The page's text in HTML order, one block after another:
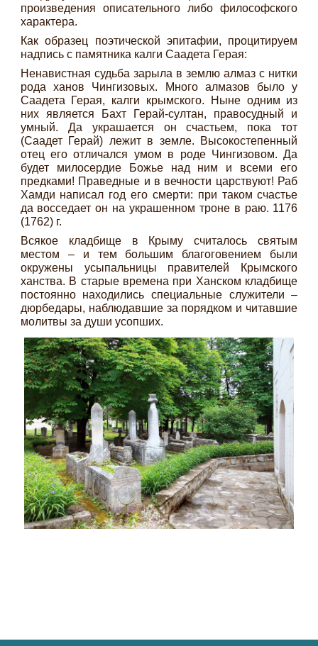
произведения описательного либо философского
характера.
Как образец поэтической эпитафии, процитируем
надпись с памятника калги Саадета Герая:
Ненавистная судьба зарыла в землю алмаз с нитки
рода ханов Чингизовых. Много алмазов было у
Саадета Герая, калги крымского. Ныне одним из
них является Бахт Герай-султан, правосудный и
умный. Да украшается он счастьем, пока тот
(Саадет Герай) лежит в земле. Высокостепенный
отец его отличался умом в роде Чингизовом. Да
будет милосердие Божье над ним и всеми его
предками! Праведные и в вечности царствуют! Раб
Хамди написал год его смерти: при таком счастье
да восседает он на украшенном троне в раю. 1176
(1762) г.
Всякое кладбище в Крыму считалось святым
местом – и тем большим благоговением были
окружены усыпальницы правителей Крымского
ханства. В старые времена при Ханском кладбище
постоянно находились специальные служители –
дюрбедары, наблюдавшие за порядком и читавшие
молитвы за души усопших.